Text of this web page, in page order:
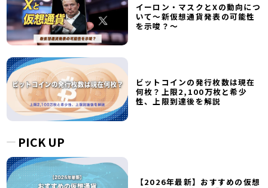
イーロン・マスクとXの動向につ
いて～新仮想通貨発表の可能性
を示唆？～
ビットコインの発行枚数は現在
何枚？上限2,100万枚と希少
性、上限到達後を解説
PICK UP
【2026年最新】おすすめの仮想